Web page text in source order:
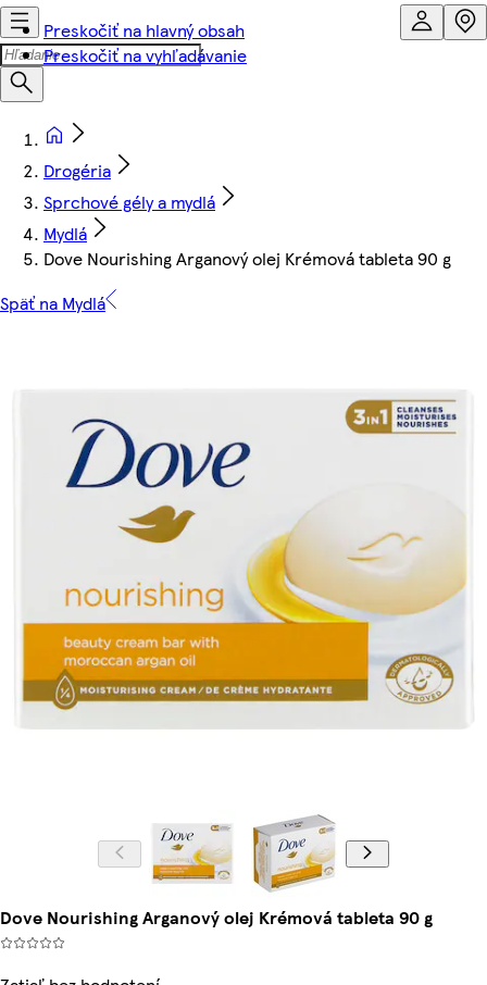
Preskočiť na hlavný obsah
Preskočiť na vyhľadávanie
Drogéria
Sprchové gély a mydlá
Mydlá
Dove Nourishing Arganový olej Krémová tableta 90 g
Späť na Mydlá
Dove Nourishing Arganový olej Krémová tableta 90 g